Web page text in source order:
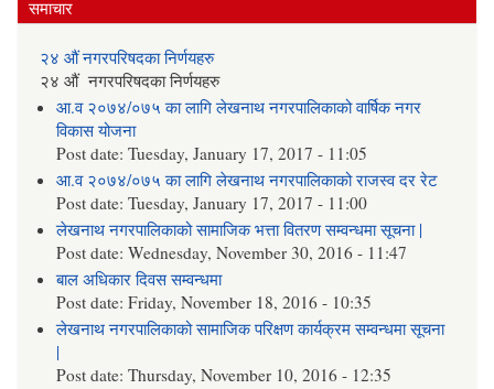
समाचार
२४ औं नगरपरिषदका निर्णयहरु
२४ औं नगरपरिषदका निर्णयहरु
आ.व २०७४/०७५ का लागि लेखनाथ नगरपालिकाको वार्षिक नगर
विकास योजना
Post date:Tuesday, January 17, 2017 - 11:05
आ.व २०७४/०७५ का लागि लेखनाथ नगरपालिकाको राजस्व दर रेट
Post date:Tuesday, January 17, 2017 - 11:00
लेखनाथ नगरपालिकाको सामाजिक भत्ता वितरण सम्वन्धमा सूचना |
Post date:Wednesday, November 30, 2016 - 11:47
बाल अधिकार दिवस सम्वन्धमा
Post date:Friday, November 18, 2016 - 10:35
लेखनाथ नगरपालिकाको सामाजिक परिक्षण कार्यक्रम सम्वन्धमा सूचना
|
Post date:Thursday, November 10, 2016 - 12:35